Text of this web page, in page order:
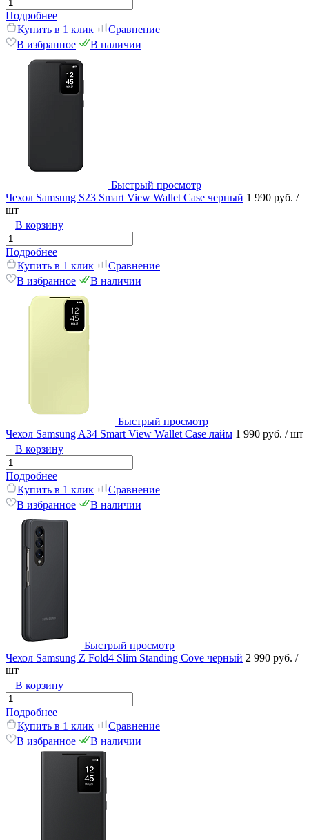
Подробнее
Купить в 1 клик
Сравнение
В избранное
В наличии
Быстрый просмотр
Чехол Samsung S23 Smart View Wallet Case черный 1 990 руб. /
шт
В корзину
Подробнее
Купить в 1 клик
Сравнение
В избранное
В наличии
Быстрый просмотр
Чехол Samsung A34 Smart View Wallet Case лайм 1 990 руб. / шт
В корзину
Подробнее
Купить в 1 клик
Сравнение
В избранное
В наличии
Быстрый просмотр
Чехол Samsung Z Fold4 Slim Standing Cove черный 2 990 руб. /
шт
В корзину
Подробнее
Купить в 1 клик
Сравнение
В избранное
В наличии